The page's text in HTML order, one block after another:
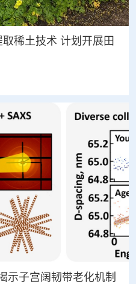
稀土技术 计划开展田
示子宫阔韧带老化机制